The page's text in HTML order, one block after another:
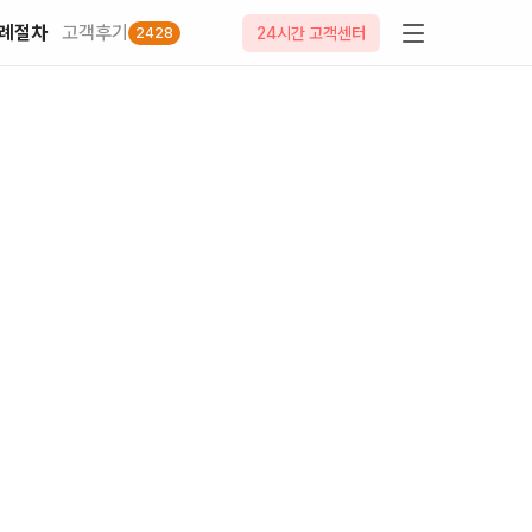
절차 고객후기 2428 24시간 고객센터